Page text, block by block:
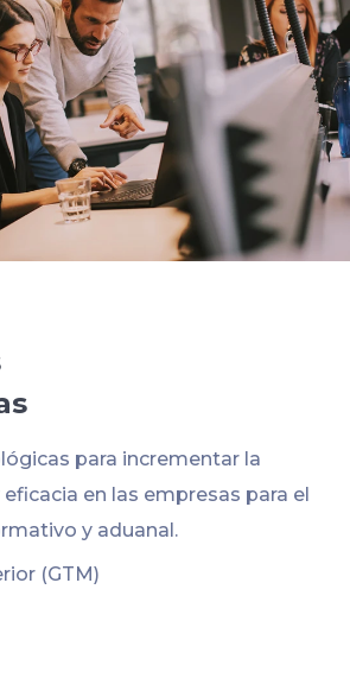
para incrementar la
en las empresas para el
y aduanal.
(GTM)